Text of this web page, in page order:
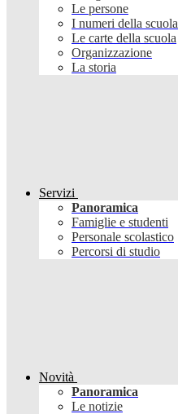
Le persone
I numeri della scuola
Le carte della scuola
Organizzazione
La storia
Servizi
Panoramica
Famiglie e studenti
Personale scolastico
Percorsi di studio
Novità
Panoramica
Le notizie